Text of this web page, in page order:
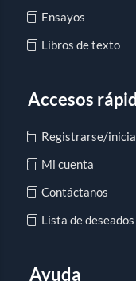
Ensayos
Libros de texto
Accesos
Registrarse/
Mi cuenta
Contáctanos
Lista de deseados
Ayuda